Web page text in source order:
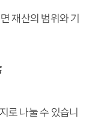
재산의 범위와 기
로 나눌 수 있습니